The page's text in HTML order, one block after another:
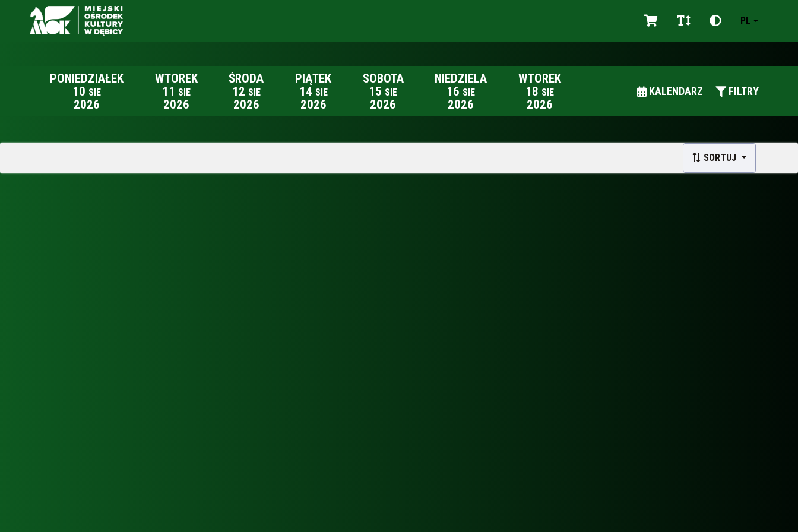
PL
PONIEDZIAŁEK
10 SIE
2026
WTOREK
11 SIE
2026
ŚRODA
12 SIE
2026
PIĄTEK
14 SIE
2026
SOBOTA
15 SIE
2026
NIEDZIELA
16 SIE
2026
WTOREK
18 SIE
2026
KALENDARZ FILTRY
SORTUJ